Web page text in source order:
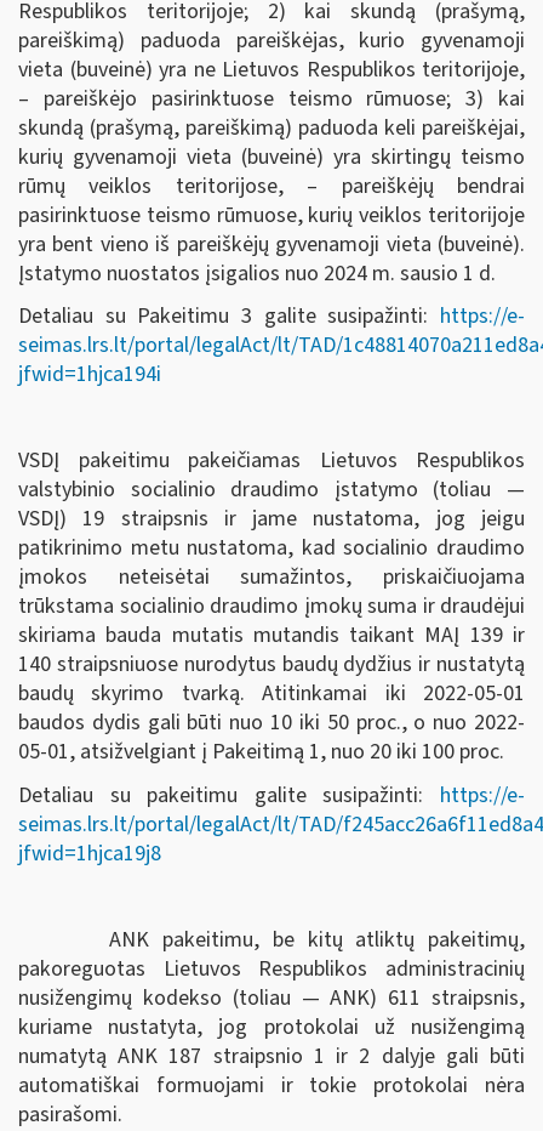
Respublikos teritorijoje; 2) kai skundą (prašymą,
pareiškimą) paduoda pareiškėjas, kurio gyvenamoji
vieta (buveinė) yra ne Lietuvos Respublikos teritorijoje,
– pareiškėjo pasirinktuose teismo rūmuose; 3) kai
skundą (prašymą, pareiškimą) paduoda keli pareiškėjai,
kurių gyvenamoji vieta (buveinė) yra skirtingų teismo
rūmų veiklos teritorijose, – pareiškėjų bendrai
pasirinktuose teismo rūmuose, kurių veiklos teritorijoje
yra bent vieno iš pareiškėjų gyvenamoji vieta (buveinė).
Įstatymo nuostatos įsigalios nuo 2024 m. sausio 1 d.
Detaliau su Pakeitimu 3 galite susipažinti: https://e-
seimas.lrs.lt/portal/legalAct/lt/TAD/
jfwid=1hjca194i
VSDĮ pakeitimu pakeičiamas Lietuvos Respublikos
valstybinio socialinio draudimo įstatymo (toliau —
VSDĮ) 19 straipsnis ir jame nustatoma, jog jeigu
patikrinimo metu nustatoma, kad socialinio draudimo
įmokos neteisėtai sumažintos, priskaičiuojama
trūkstama socialinio draudimo įmokų suma ir draudėjui
skiriama bauda mutatis mutandis taikant MAĮ 139 ir
140 straipsniuose nurodytus baudų dydžius ir nustatytą
baudų skyrimo tvarką. Atitinkamai iki 2022-05-01
baudos dydis gali būti nuo 10 iki 50 proc., o nuo 2022-
05-01, atsižvelgiant į Pakeitimą 1, nuo 20 iki 100 proc.
Detaliau su pakeitimu galite susipažinti: https://e-
seimas.lrs.lt/portal/legalAct/lt/TAD/
jfwid=1hjca19j8
ANK pakeitimu, be kitų atliktų pakeitimų,
pakoreguotas Lietuvos Respublikos administracinių
nusižengimų kodekso (toliau — ANK) 611 straipsnis,
kuriame nustatyta, jog protokolai už nusižengimą
numatytą ANK 187 straipsnio 1 ir 2 dalyje gali būti
automatiškai formuojami ir tokie protokolai nėra
pasirašomi.